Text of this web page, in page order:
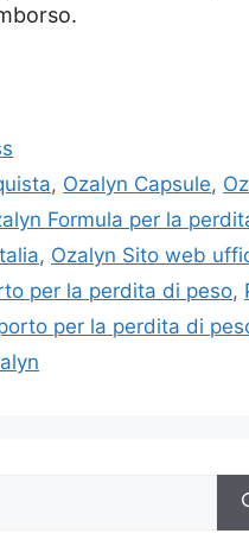
, Ozalyn Capsule,
Formula per la
, Ozalyn Sito web
per la perdita di peso,
per la perdita di